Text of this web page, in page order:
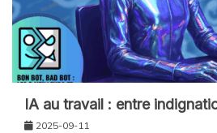
IA au travail : entre
2025-09-11